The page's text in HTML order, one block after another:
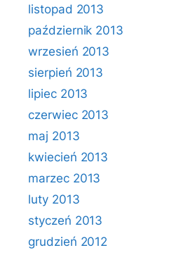
listopad 2013
październik 2013
wrzesień 2013
sierpień 2013
lipiec 2013
czerwiec 2013
maj 2013
kwiecień 2013
marzec 2013
luty 2013
styczeń 2013
grudzień 2012